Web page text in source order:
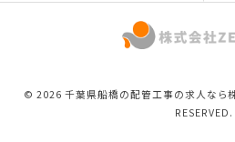
© 2026 千葉県船橋の配管工事の求人なら
RESERVED.